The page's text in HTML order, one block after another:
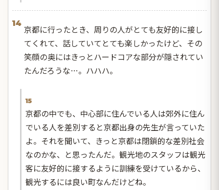
14
京都に行ったとき、周りの人がとても友好的に接し
てくれて、話していてとても楽しかったけど、その
笑顔の奥にはきっとハードコアな部分が隠されてい
たんだろうな…。ハハハ。
15
京都の中でも、中心部に住んでいる人は郊外に住ん
でいる人を差別すると京都出身の先生が言っていた
よ。それを聞いて、きっと京都は閉鎖的な差別社会
なのかな、と思ったんだ。観光地のスタッフは観光
客に友好的に接するように訓練を受けているから、
観光するには良い町なんだけどね。